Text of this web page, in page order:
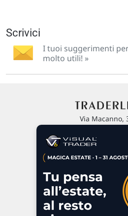
Scrivici
I tuoi suggerimenti
molto utili! »
Via Macanno,
P.IVA 02 452
Commenti e
Contattaci